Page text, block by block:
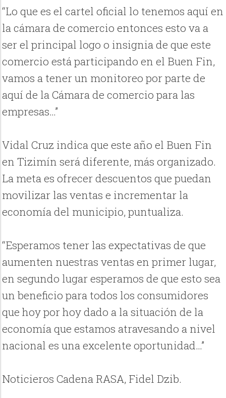
“Lo que es el cartel oficial lo tenemos aquí en
la cámara de comercio entonces esto va a
ser el principal logo o insignia de que este
comercio está participando en el Buen Fin,
vamos a tener un monitoreo por parte de
aquí de la Cámara de comercio para las
empresas…”
Vidal Cruz indica que este año el Buen Fin
en Tizimín será diferente, más organizado.
La meta es ofrecer descuentos que puedan
movilizar las ventas e incrementar la
economía del municipio, puntualiza.
“Esperamos tener las expectativas de que
aumenten nuestras ventas en primer lugar,
en segundo lugar esperamos de que esto sea
un beneficio para todos los consumidores
que hoy por hoy dado a la situación de la
economía que estamos atravesando a nivel
nacional es una excelente oportunidad…”
Noticieros Cadena RASA, Fidel Dzib.